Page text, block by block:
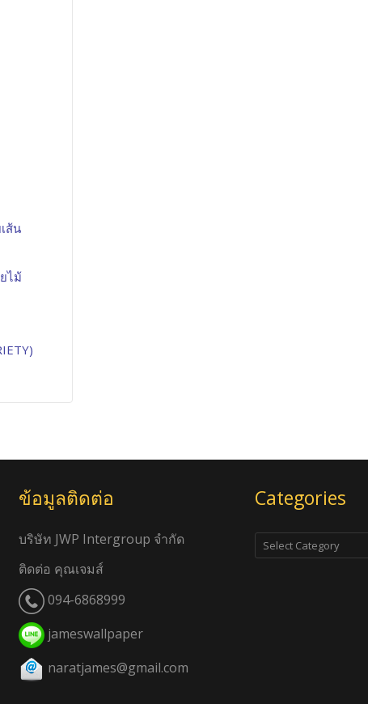
ส้น
ไม้
ข้อมูลติดต่อ
บริษัท JWP Intergroup จำกัด
ติดต่อ คุณเจมส์
094-6868999
jameswallpaper
naratjames@gmail.com
Categories
Categories